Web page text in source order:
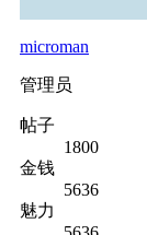
microman
管理员
帖子
1800
金钱
5636
魅力